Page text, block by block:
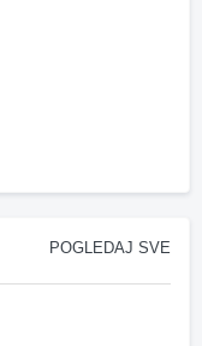
POGLEDAJ SVE